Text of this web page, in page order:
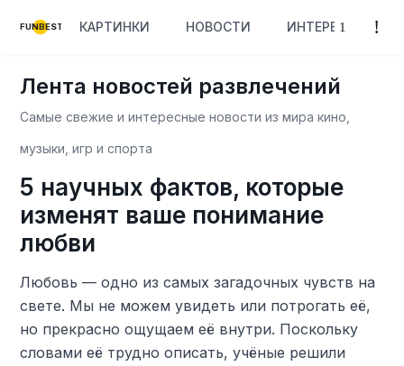
FUNBEST КАРТИНКИ НОВОСТИ ИНТЕРЕСНОЕ
Лента новостей развлечений
Самые свежие и интересные новости из мира кино,
музыки, игр и спорта
5 научных фактов, которые
изменят ваше понимание
любви
Любовь — одно из самых загадочных чувств на
свете. Мы не можем увидеть или потрогать её,
но прекрасно ощущаем её внутри. Поскольку
словами её трудно описать, учёные решили